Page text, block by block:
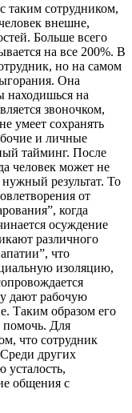
сотрудником,
внешне,
Больше всего
на все 200%. В
но на самом
Она
находишься на
звоночком,
умеет сохранять
и личные
тайминг. После
человек может не
нужный результат. То
от
когда
осуждение
различного
что
изоляцию,
дают рабочую
Таким образом его
помочь. Для
что сотрудник
других
общения с